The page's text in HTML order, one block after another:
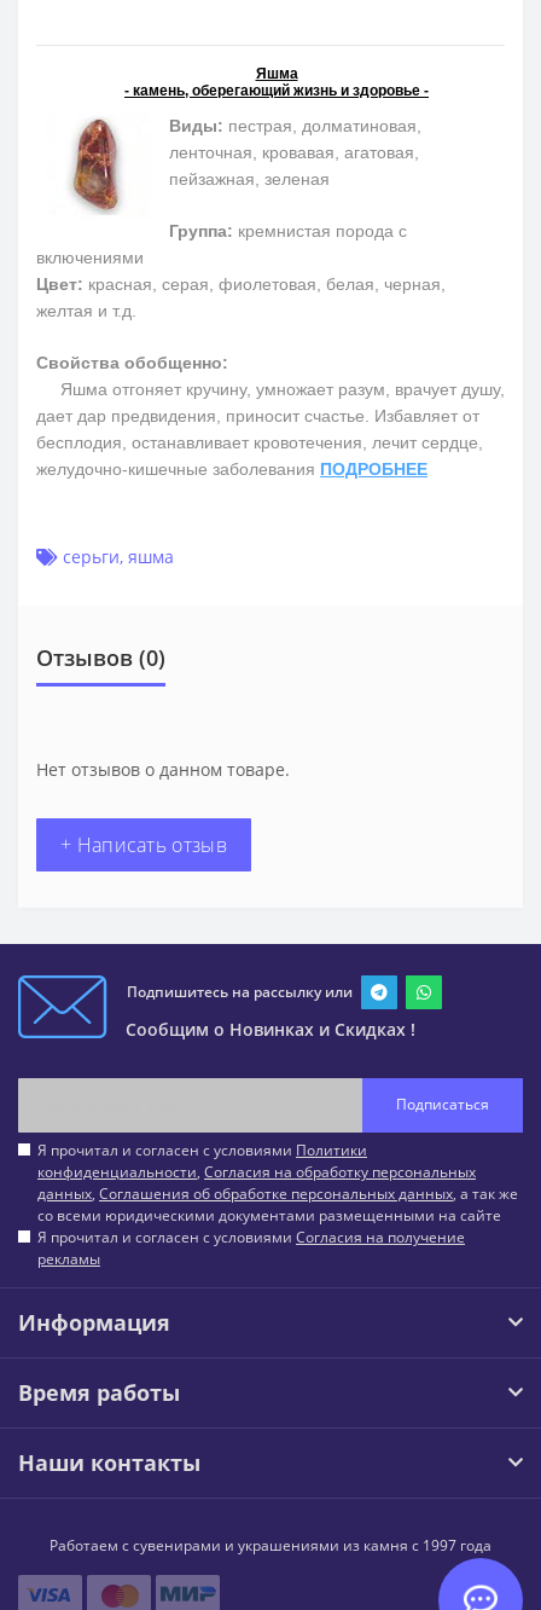
Яшма
- камень, оберегающий жизнь и здоровье -
Виды: пестрая, долматиновая,
ленточная, кровавая, агатовая,
пейзажная, зеленая
Группа: кремнистая порода с
включениями
Цвет: красная, серая, фиолетовая, белая, черная,
желтая и т.д.
Свойства обобщенно:
Яшма отгоняет кручину, умножает разум, врачует душу,
дает дар предвидения, приносит счастье. Избавляет от
бесплодия, останавливает кровотечения, лечит сердце,
желудочно-кишечные заболевания ПОДРОБНЕЕ
серьги, яшма
Отзывов (0)
Нет отзывов о данном товаре.
+ Написать отзыв
Подпишитесь на рассылку или
Сообщим о Новинках и Скидках !
Подписаться
Я прочитал и согласен с условиями Политики
конфиденциальности, Согласия на обработку персональных
данных, Соглашения об обработке персональных данных, а так же
со всеми юридическими документами размещенными на сайте
Я прочитал и согласен с условиями Согласия на получение
рекламы
Информация
Время работы
Наши контакты
Работаем с сувенирами и украшениями из камня с 1997 года